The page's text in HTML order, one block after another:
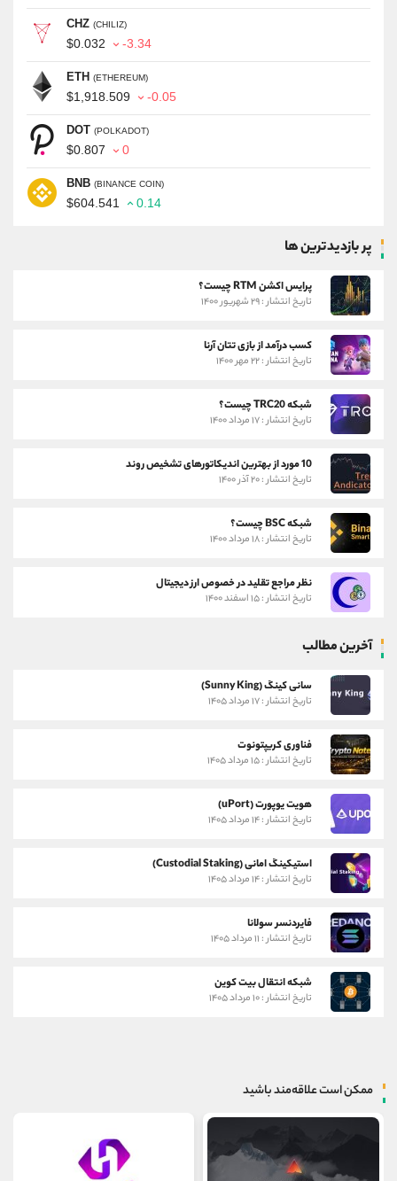
CHZ (CHILIZ)
$0.032 -3.34
ETH (ETHEREUM)
$1,918.509 -0.05
DOT (POLKADOT)
$0.807 0
BNB (BINANCE COIN)
$604.541 0.14
پر بازدیدترین ها
پرایس اکشن RTM چیست؟
تاریخ انتشار : ۲۹ شهریور ۱۴۰۰
کسب درآمد از بازی تتان آرنا
تاریخ انتشار : ۲۲ مهر ۱۴۰۰
شبکه TRC20 چیست؟
تاریخ انتشار : ۱۷ مرداد ۱۴۰۰
10 مورد از بهترین اندیکاتورهای تشخیص روند
تاریخ انتشار : ۲۰ آذر ۱۴۰۰
شبکه BSC چیست؟
تاریخ انتشار : ۱۸ مرداد ۱۴۰۰
نظر مراجع تقلید در خصوص ارز دیجیتال
تاریخ انتشار : ۱۵ اسفند ۱۴۰۰
آخرین مطالب
سانی کینگ (Sunny King)
تاریخ انتشار : ۱۷ مرداد ۱۴۰۵
فناوری کریپتونوت
تاریخ انتشار : ۱۵ مرداد ۱۴۰۵
هویت یوپورت (uPort)
تاریخ انتشار : ۱۴ مرداد ۱۴۰۵
استیکینگ امانی (Custodial Staking)
تاریخ انتشار : ۱۴ مرداد ۱۴۰۵
فایردنسر سولانا
تاریخ انتشار : ۱۱ مرداد ۱۴۰۵
شبکه انتقال بیت کوین
تاریخ انتشار : ۱۰ مرداد ۱۴۰۵
ممکن است علاقه‌مند باشید